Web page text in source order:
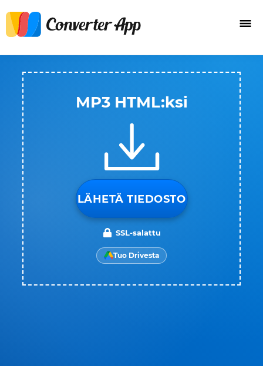
MP3 HTML:ksi
LÄHETÄ TIEDOSTO
SSL-salattu
Tuo Drivesta